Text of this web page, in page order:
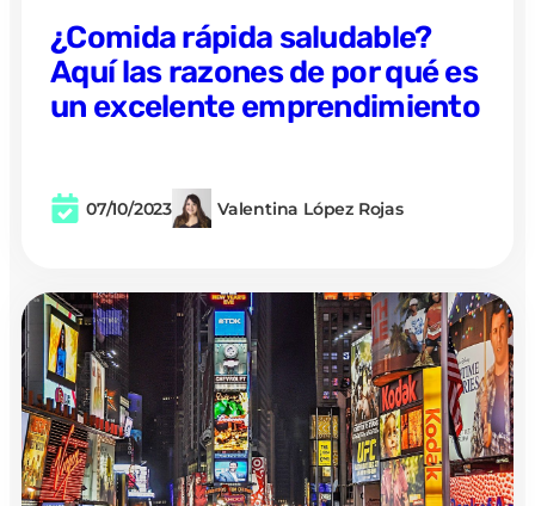
¿Comida rápida saludable?
Aquí las razones de por qué es
un excelente emprendimiento
07/10/2023 Valentina López Rojas